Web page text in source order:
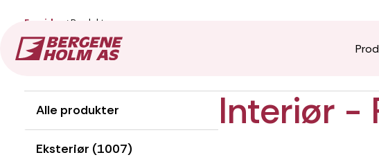
Forside Produkter
Produkter
Alle produkter
Eksteriør (1007)
Interiør -